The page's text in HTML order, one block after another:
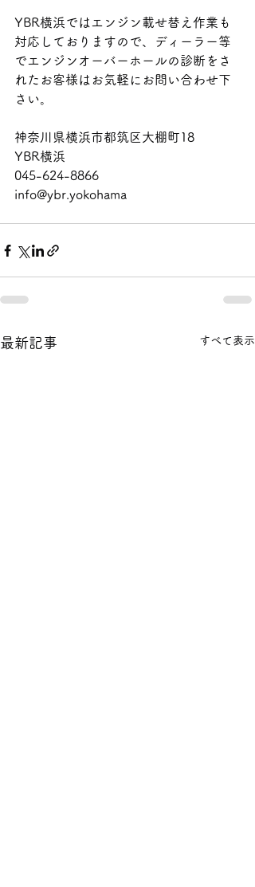
YBR横浜ではエンジン載せ替え作業も
対応しておりますので、ディーラー等
でエンジンオーバーホールの診断をさ
れたお客様はお気軽にお問い合わせ下
さい。
神奈川県横浜市都筑区大棚町18
YBR横浜
045-624-8866
info@ybr.yokohama
最新記事 すべて表示